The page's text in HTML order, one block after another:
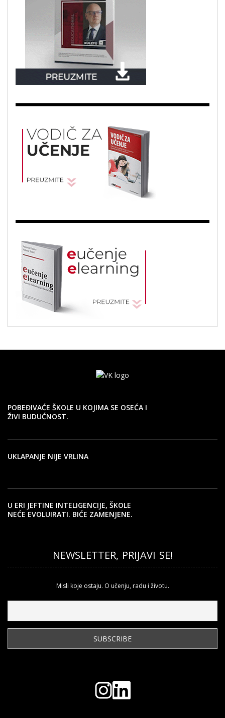
POBEĐIVAĆE ŠKOLE U KOJIMA SE OSEĆA I
ŽIVI BUDUĆNOST.
UKLAPANJE NIJE VRLINA
U ERI JEFTINE INTELIGENCIJE, ŠKOLE
NEĆE EVOLUIRATI. BIĆE ZAMENJENE.
NEWSLETTER, PRIJAVI SE!
Misli koje ostaju. O učenju, radu i životu.